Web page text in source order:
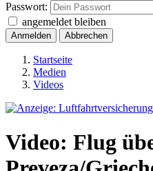
Passwort:
angemeldet bleiben
Anmelden Abbrechen
Startseite
Medien
Videos
Video: Flug